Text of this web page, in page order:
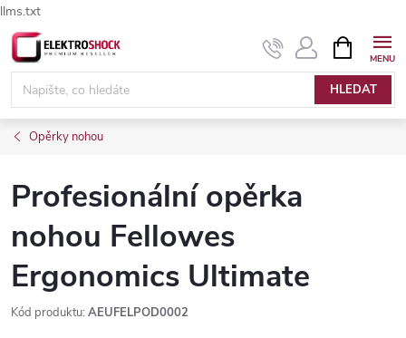
llms.txt
Přejít
na
obsah
HLEDAT
NÁKUPNÍ
KOŠÍK
Opěrky nohou
Profesionální opěrka
nohou Fellowes
Ergonomics Ultimate
Kód produktu: AEUFELPOD0002
Elektroshock.cz - Chat